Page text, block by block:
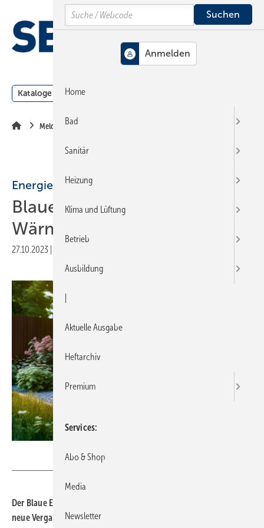
Hauptinhalt
Hauptmenü
SiteSearch
Kataloge Meldungen
Meldungen
Energiewende
Blauer Engel für
Wärmepumpen
27.10.2023
Der Blaue Engel, das Umweltzeichen der Bundesregierung, hat
neue Vergabekriterien für Wärmepumpen. Hersteller können ihre
Search
Home
Bad
Sanitär
Heizung
Klima und Lüftung
Betrieb
Ausbildung
Aktuelle Ausgabe
Heftarchiv
Premium
Services
Abo & Shop
Media
Newsletter